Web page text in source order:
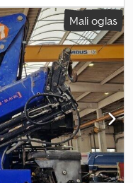
four hydraulic
loading crane with 5th
4.2 m = 3100 kg,
800 kg. ACCESSORY
subject to change, prior
Mali oglas